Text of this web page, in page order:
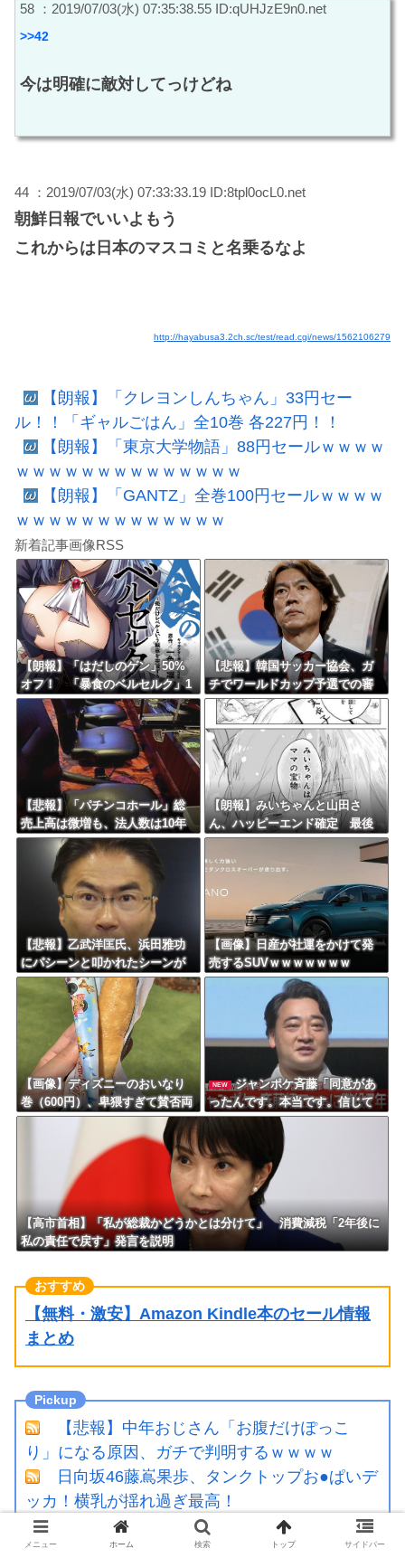
58 ：2019/07/03(水) 07:35:38.55 ID:qUHJzE9n0.net
>>42
今は明確に敵対してっけどね
44 ：2019/07/03(水) 07:33:33.19 ID:8tpl0ocL0.net
朝鮮日報でいいよもう
これからは日本のマスコミと名乗るなよ
http://hayabusa3.2ch.sc/test/read.cgi/news/1562106279
【朗報】「クレヨンしんちゃん」33円セー
ル！！「ギャルごはん」全10巻 各227円！！
【朗報】「東京大学物語」88円セールｗｗｗｗ
ｗｗｗｗｗｗｗｗｗｗｗｗｗｗ
【朗報】「GANTZ」全巻100円セールｗｗｗｗ
ｗｗｗｗｗｗｗｗｗｗｗｗｗ
新着記事画像RSS
【朗報】「はだしのゲン」50%
オフ！ 「暴食のベルセルク」1
4巻無料ｗｗｗｗｗｗ
【悲報】韓国サッカー協会、ガ
チでワールドカップ予選での審
判への性接待がバレ大炎上大騒
ぎにｗｗｗｗｗｗｗｗ
【悲報】「パチンコホール」総
売上高は微増も、法人数は10年
間で半減 黒字企業割合は5年ぶ
りに7割超え
【朗報】みいちゃんと山田さ
ん、ハッピーエンド確定 最後
はママに埋葬される
【悲報】乙武洋匡氏、浜田雅功
にパシーンと叩かれたシーンが
オンエアされず「障害者相手だ
と放送されなくなる。俺、逆差
別だと思って」
【画像】日産が社運をかけて発
売するSUVｗｗｗｗｗｗｗ
【画像】ディズニーのおいなり
巻（600円）、卑猥すぎて賛否両
論ｗｗｗｗｗｗｗｗｗ
NEW
ジャンポケ斉藤「同意があ
ったんです。本当です。信じて
下さい」 ←何でこの主張が通
らないの？
【高市首相】「私が総裁かどうかとは分けて」 消費減税「2年後に
私の責任で戻す」発言を説明
【無料・激安】Amazon Kindle本のセール情報
まとめ
【悲報】中年おじさん「お腹だけぽっこ
り」になる原因、ガチで判明するｗｗｗｗ
日向坂46藤嶌果歩、タンクトップお●ぱいデ
ッカ！横乳が揺れ過ぎ最高！
【画像】令和最新版のあのちゃん、可愛過
ぎてワイらにブッ刺さりまくりw w w w w w
メニュー ホーム 検索 トップ サイドバー